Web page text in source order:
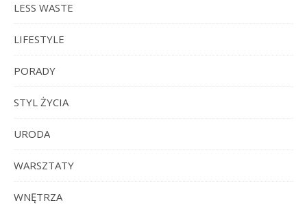
LESS WASTE
LIFESTYLE
PORADY
STYL ŻYCIA
URODA
WARSZTATY
WNĘTRZA